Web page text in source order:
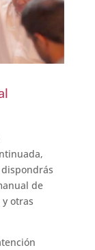
de
otras